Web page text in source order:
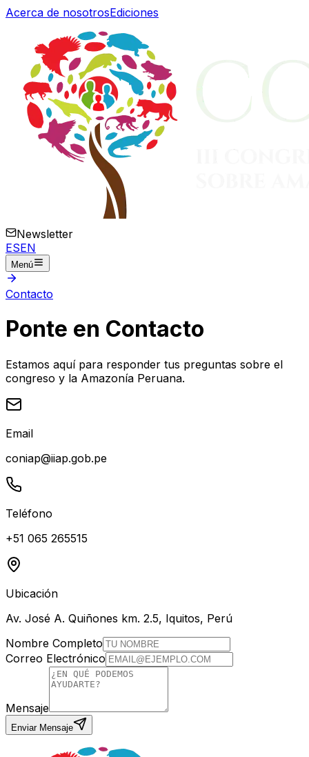
Acerca de nosotrosEdiciones
Newsletter
ESEN
Menú
Contacto
Ponte en Contacto
Estamos aquí para responder tus preguntas sobre el
congreso y la Amazonía Peruana.
Email
coniap@iiap.gob.pe
Teléfono
+51 065 265515
Ubicación
Av. José A. Quiñones km. 2.5, Iquitos, Perú
Nombre Completo
Correo Electrónico
Mensaje
Enviar Mensaje